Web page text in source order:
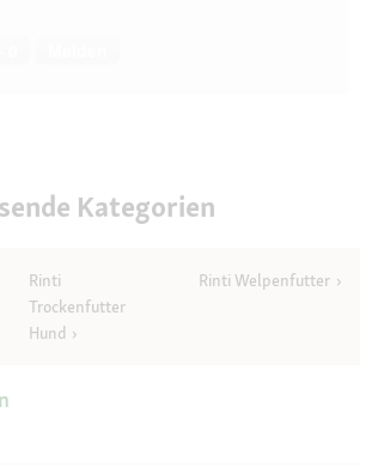
Kategorien
Rinti
Trockenfutter
Hund
Rinti Welpenfutter